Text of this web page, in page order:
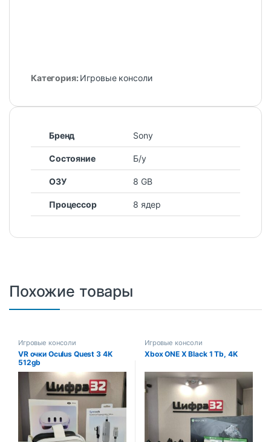
Категория: Игровые консоли
Бренд Sony
Состояние Б/у
ОЗУ 8 GB
Процессор 8 ядер
Похожие товары
Игровые консоли
VR очки Oculus Quest 3 4K
512gb
Игровые консоли
Xbox ONE X Black 1 Tb, 4K